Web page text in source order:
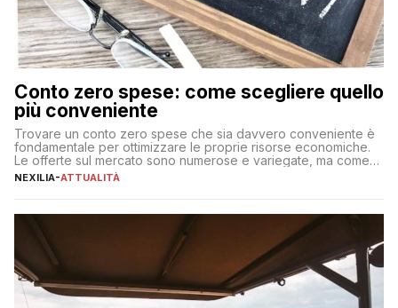
Conto zero spese: come scegliere quello
più conveniente
Trovare un conto zero spese che sia davvero conveniente è
fondamentale per ottimizzare le proprie risorse economiche.
Le offerte sul mercato sono numerose e variegate, ma come
individuare quella più adatta alle proprie esigenze senza
sul […]
NEXILIA-ATTUALITÀ